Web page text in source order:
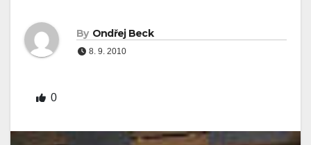
By Ondřej Beck
8. 9. 2010
0